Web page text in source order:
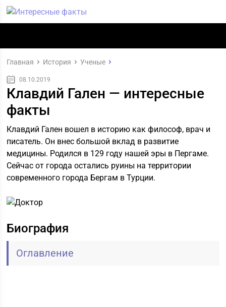
Главная История Ученые
08.10.2019
Клавдий Гален — интересные
факты
Клавдий Гален вошел в историю как философ, врач и
писатель. Он внес большой вклад в развитие
медицины. Родился в 129 году нашей эры в Пергаме.
Сейчас от города остались руины на территории
современного города Бергам в Турции.
Биография
Оглавление